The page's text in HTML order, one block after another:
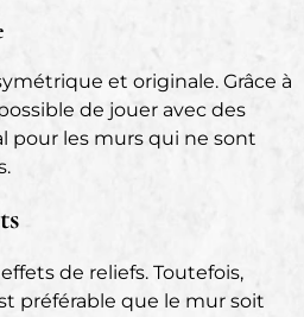
et originale. Grâce à
de jouer avec des
pour les murs qui ne sont
de reliefs. Toutefois,
préférable que le mur soit